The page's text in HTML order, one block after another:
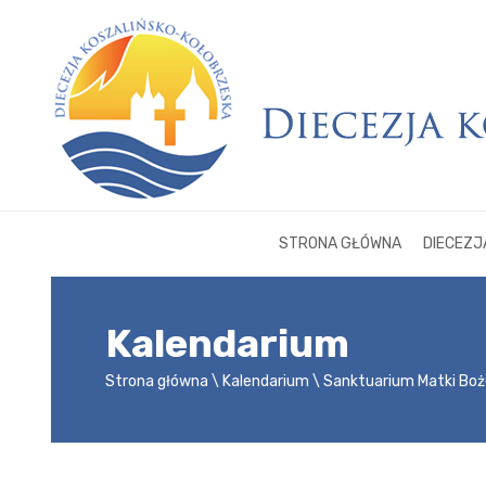
STRONA GŁÓWNA
Kalendarium
Strona główna Kalendarium Sanktuarium Matki